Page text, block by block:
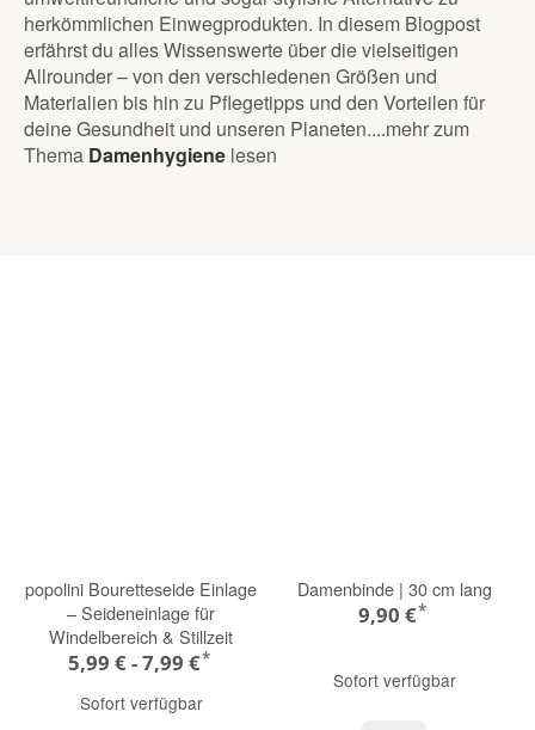
herkömmlichen Einwegprodukten. In diesem Blogpost
erfährst du alles Wissenswerte über die vielseitigen
Allrounder – von den verschiedenen Größen und
Materialien bis hin zu Pflegetipps und den Vorteilen für
deine Gesundheit und unseren Planeten....mehr zum
Thema Damenhygiene lesen
popolini Bouretteseide Einlage
– Seideneinlage für
Windelbereich & Stillzeit
5,99 € -7,99 €*
Sofort verfügbar
Damenbinde | 30 cm lang
9,90 €*
Sofort verfügbar